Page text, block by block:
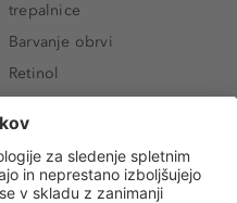
trepalnice
Barvanje obrvi
Retinol
Niacinamid
Rozacea